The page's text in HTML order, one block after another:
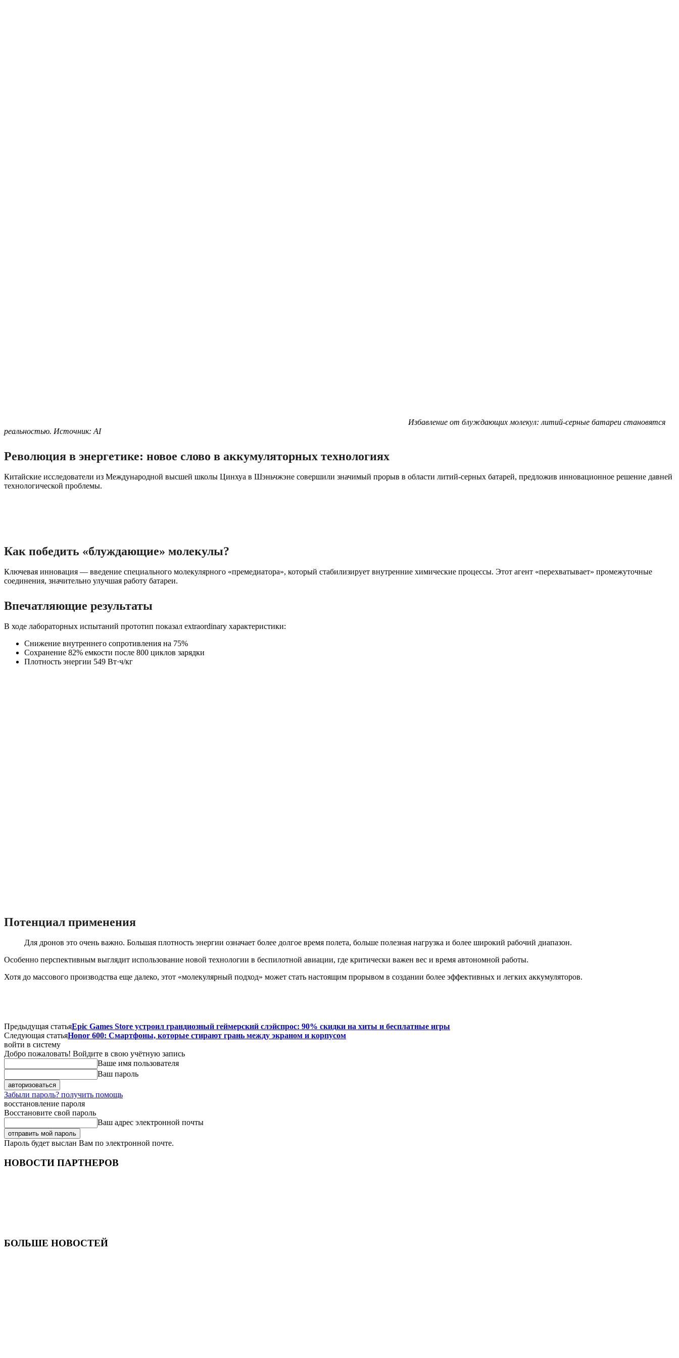
Избавление от блуждающих молекул: литий-серные батареи становятся
реальностью. Источник: AI
Революция в энергетике: новое слово в аккумуляторных технологиях
Китайские исследователи из Международной высшей школы Цинхуа в Шэньчжэне совершили значимый прорыв в области литий-серных батарей, предложив инновационное решение давней
технологической проблемы.
Как победить «блуждающие» молекулы?
Ключевая инновация — введение специального молекулярного «премедиатора», который стабилизирует внутренние химические процессы. Этот агент «перехватывает» промежуточные
соединения, значительно улучшая работу батареи.
Впечатляющие результаты
В ходе лабораторных испытаний прототип показал extraordinary характеристики:
Снижение внутреннего сопротивления на 75%
Сохранение 82% емкости после 800 циклов зарядки
Плотность энергии 549 Вт·ч/кг
Потенциал применения
Для дронов это очень важно. Большая плотность энергии означает более долгое время полета, больше полезная нагрузка и более широкий рабочий диапазон.
Особенно перспективным выглядит использование новой технологии в беспилотной авиации, где критически важен вес и время автономной работы.
Хотя до массового производства еще далеко, этот «молекулярный подход» может стать настоящим прорывом в создании более эффективных и легких аккумуляторов.
Предыдущая статьяEpic Games Store устроил грандиозный геймерский слэйспрос: 90% скидки на хиты и бесплатные игры
Следующая статьяHonor 600: Смартфоны, которые стирают грань между экраном и корпусом
войти в систему
Добро пожаловать! Войдите в свою учётную запись
Ваше имя пользователя
Ваш пароль
Забыли пароль? получить помощь
восстановление пароля
Восстановите свой пароль
Ваш адрес электронной почты
Пароль будет выслан Вам по электронной почте.
НОВОСТИ ПАРТНЕРОВ
БОЛЬШЕ НОВОСТЕЙ